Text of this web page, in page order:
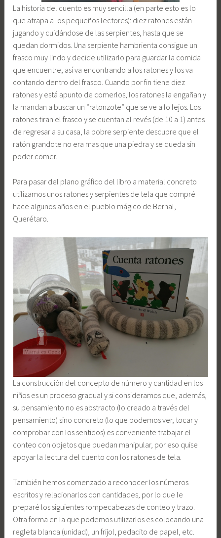
La historia del cuento es muy sencilla (en parte esto es lo
que atrapa a los pequeños lectores): diez ratones están
jugando y cuidándose de las serpientes, hasta que se
quedan dormidos. Una serpiente hambrienta consigue un
frasco muy lindo y decide utilizarlo para guardar la comida
que encuentre, así va encontrando a los ratones y los va
contando dentro del frasco. Cuando por fin tiene diez
ratones y está apunto de comerlos, los ratones la engañan y
la mandan a buscar un “ratonzote” que se ve a lo lejos. Los
ratones tiran el frasco y se cuentan al revés (de 10 a 1) antes
de regresar a su casa, la pobre serpiente descubre que el
ratón grandote no era mas que una piedra y se queda sin
poder comer.
Para pasar del plano gráfico del libro a material concreto
utilizamos unos ratones y serpientes de tela que compré
hace algunos años en el pueblo mágico de Bernal,
Querétaro.
La construcción del concepto de número y cantidad en los
niños es un proceso gradual y si consideramos que, además,
su pensamiento no es abstracto (lo creado a través del
pensamiento) sino concreto (lo que podemos ver, tocar y
comprobar con los sentidos) es conveniente trabajar el
conteo con objetos que puedan manipular, por eso quise
apoyar la lectura del cuento con los ratones de tela.
También hemos comenzado a reconocer los números
escritos y relacionarlos con cantidades, por lo que le
preparé los siguientes rompecabezas de conteo y trazo.
Otra forma en la que podemos utilizarlos es colocando una
regleta blanca (unidad), un frijol, pedacito de papel, etc.